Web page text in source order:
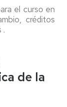
el curso en
créditos
.
de la